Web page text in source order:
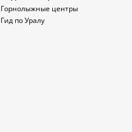
Горнолыжные центры
Гид по Уралу